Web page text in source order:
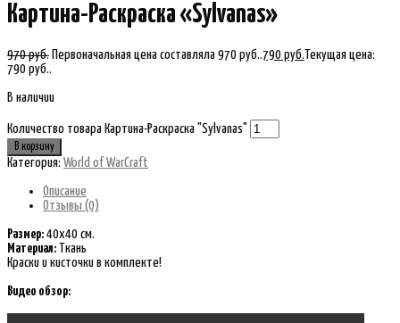
Картина-Раскраска «Sylvanas»
970руб. Первоначальная цена составляла 970 руб..790 руб. Текущая цена:
790 руб..
В наличии
Количество товара Картина-Раскраска "Sylvanas"
В корзину
Категория: World of WarCraft
Описание
Отзывы (0)
Размер: 40х40 см.
Материал: Ткань
Краски и кисточки в комплекте!
Видео обзор: